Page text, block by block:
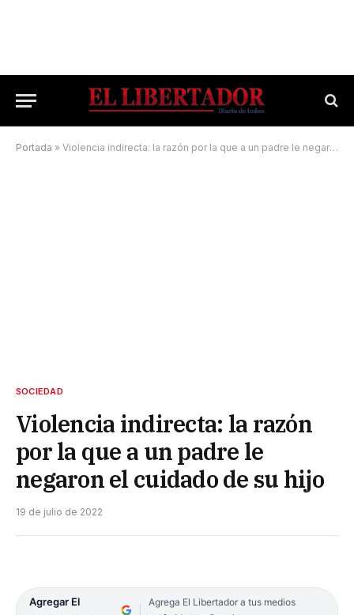
Portada » Violencia indirecta: la razón por la que a un padre le negaron el cuidado de su hijo
SOCIEDAD
Violencia indirecta: la razón
por la que a un padre le
negaron el cuidado de su hijo
19 de julio de 2022
Agregar El
Agrega El Libertador a tus medios